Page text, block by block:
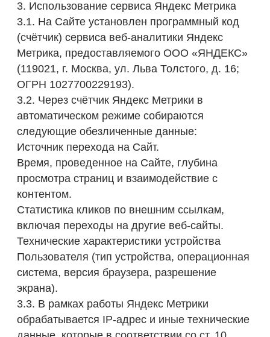
обрабатывается IP-адрес и иные технические
данные, которые в соответствии со ст. 10
Федерального закона от 27 июля 2006 г. N
152-ФЗ «О персональных данных» относятся
к персональным данным. Однако Оператор и
адреса с конкретной личностью
пользователя, не осуществляют склейку
профилей и не используют эти данные для
идентификации физических лиц
3.4. Политика конфиденциальности Яндекс
Метрики доступна по адресу:
4. Перенаправление на сторонние ресурсы
4.1. Данный Сайт является информационным
ресурсом выставочного проекта и не
осуществляет самостоятельный сбор
платежных данных, оформление или продажу
билетов.
или переходе к выбору льготных категорий
Пользователь перенаправляется по внешней
гиперссылке на основной сайт Оператора
https://fabergemuseum.ru
5. Как отключить файлы cookie и Яндекс
Метрику
заблокировать или удалить файлы cookie
через настройки своего веб-браузера (Google
Chrome, Яндекс Браузер, Mozilla Firefox, Apple